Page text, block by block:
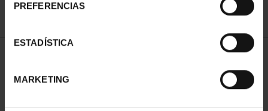
PREFERENCIAS
ESTADÍSTICA
MARKETING